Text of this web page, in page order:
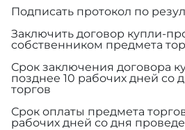
Подписать протокол по
Заключить договор купли-
собственником предмета
Срок заключения договора
позднее 10 рабочих дней со
торгов
Срок оплаты предмета
рабочих дней со дня